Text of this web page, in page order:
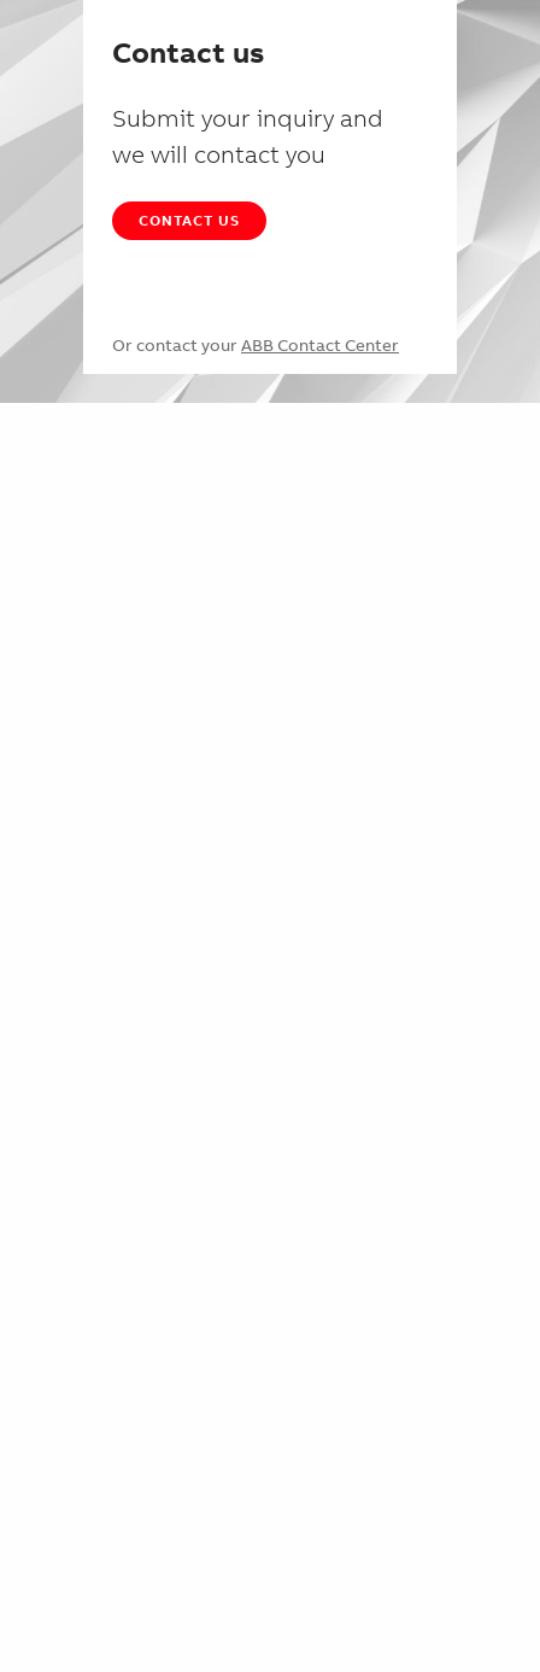
Contact us
Submit your inquiry and
we will contact you
CONTACT US
Or contact your ABB Contact Center